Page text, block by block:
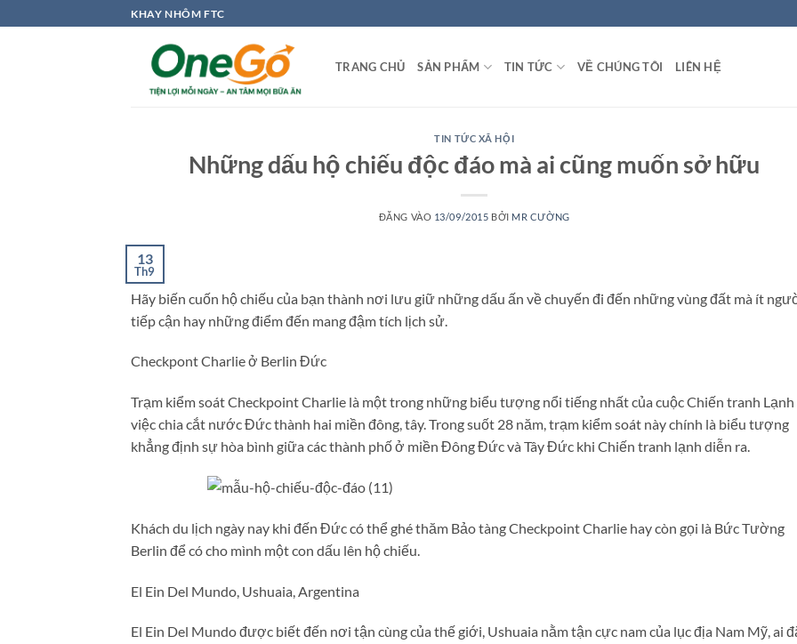
qua
KHAY NHÔM FTC
TRANG CHỦ SẢN PHẨM TIN TỨC VỀ CHÚNG TÔI LIÊN HỆ
TIN TỨC XÃ HỘI
Những dấu hộ chiếu độc đáo mà ai cũng muốn sở hữu
ĐĂNG VÀO 13/09/2015 BỞI MR CƯỜNG
13
Th9
Hãy biến cuốn hộ chiếu của bạn thành nơi lưu giữ những dấu ấn về chuyến đi đến những vùng đất mà ít
tiếp cận hay những điểm đến mang đậm tích lịch sử.
Checkpont Charlie ở Berlin Đức
Trạm kiểm soát Checkpoint Charlie là một trong những biểu tượng nổi tiếng nhất của cuộc Chiến tranh Lạnh
việc chia cắt nước Đức thành hai miền đông, tây. Trong suốt 28 năm, trạm kiểm soát này chính là biểu tượng
khẳng định sự hòa bình giữa các thành phố ở miền Đông Đức và Tây Đức khi Chiến tranh lạnh diễn ra.
Khách du lịch ngày nay khi đến Đức có thể ghé thăm Bảo tàng Checkpoint Charlie hay còn gọi là Bức Tường
Berlin để có cho mình một con dấu lên hộ chiếu.
El Ein Del Mundo, Ushuaia, Argentina
El Ein Del Mundo được biết đến nơi tận cùng của thế giới, Ushuaia nằm tận cực nam của lục địa Nam Mỹ, ai